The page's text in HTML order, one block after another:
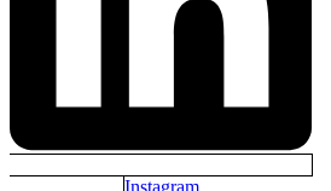
Instagram